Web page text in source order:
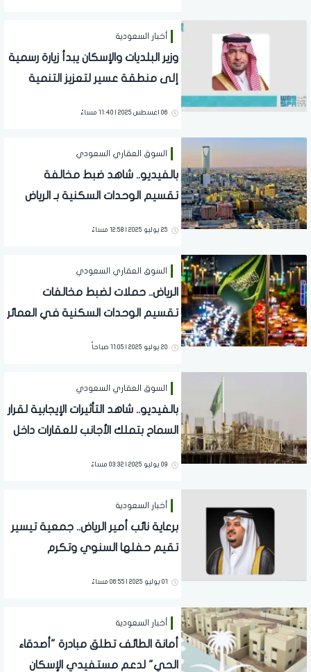
أخبار السعودية
وزير البلديات والإسكان يبدأ زيارة رسمية
إلى منطقة عسير لتعزيز التنمية
06 اغسطس 2025 | 11:40 مساءً
السوق العقاري السعودي
بالفيديو.. شاهد ضبط مخالفة
تقسيم الوحدات السكنية بـ الرياض
25 يوليو 2025 | 12:58 مساءً
السوق العقاري السعودي
الرياض.. حملات لضبط مخالفات
تقسيم الوحدات السكنية في العمائر
20 يوليو 2025 | 11:05 صباحاً
السوق العقاري السعودي
بالفيديو.. شاهد التأثيرات الإيجابية لقرار
السماح بتملك الأجانب للعقارات داخل
09 يوليو 2025 | 03:32 مساءً
أخبار السعودية
برعاية نائب أمير الرياض.. جمعية تيسير
تقيم حفلها السنوي وتكرم
01 يوليو 2025 | 06:55 مساءً
أخبار السعودية
أمانة الطائف تطلق مبادرة "أصدقاء
الحي" لدعم مستفيدي الإسكان